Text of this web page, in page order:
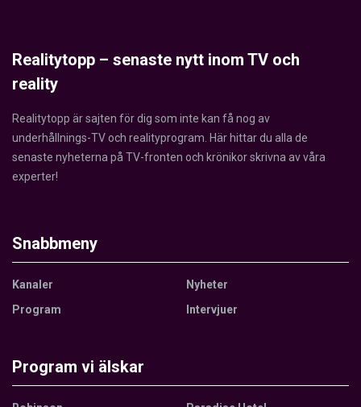
Realitytopp – senaste nytt inom TV och
reality
Realitytopp är sajten för dig som inte kan få nog av
underhållnings-TV och realityprogram. Här hittar du alla de
senaste nyheterna på TV-fronten och krönikor skrivna av våra
experter!
Snabbmeny
Kanaler
Program
Nyheter
Intervjuer
Program vi älskar